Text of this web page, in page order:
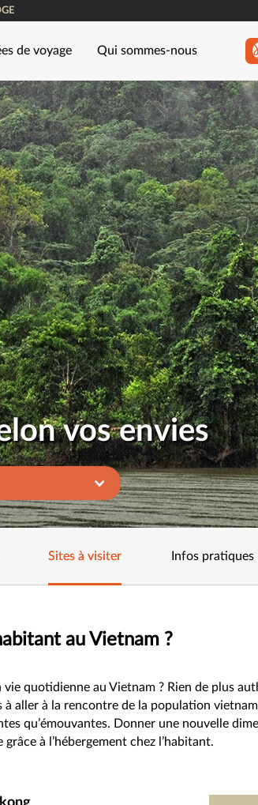
de voyage Qui sommes-nous
vos envies
Sites à visiter Infos pratiques
au Vietnam ?
quotidienne au Vietnam ? Rien de plus
à aller à la rencontre de la population
qu’émouvantes. Donner une nouvelle
à l’hébergement chez l’habitant.